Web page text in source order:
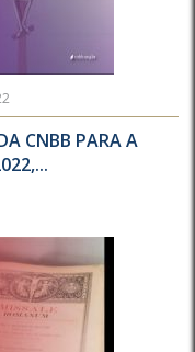
CNBB PARA A